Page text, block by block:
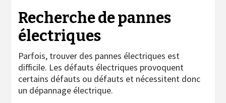
Recherche de pannes
électriques
Parfois, trouver des pannes électriques est
difficile. Les défauts électriques provoquent
certains défauts ou défauts et nécessitent donc
un dépannage électrique.